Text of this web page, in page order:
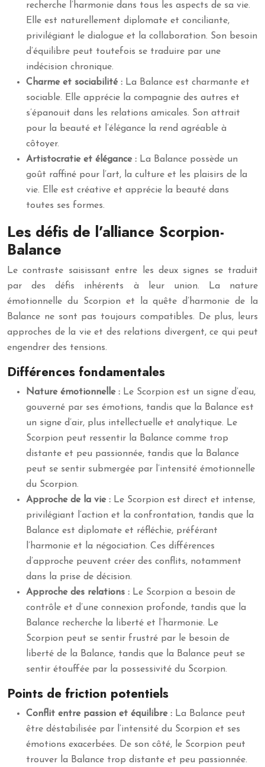
recherche l’harmonie dans tous les aspects de sa vie.
Elle est naturellement diplomate et conciliante,
privilégiant le dialogue et la collaboration. Son besoin
d’équilibre peut toutefois se traduire par une
indécision chronique.
Charme et sociabilité : La Balance est charmante et
sociable. Elle apprécie la compagnie des autres et
s’épanouit dans les relations amicales. Son attrait
pour la beauté et l’élégance la rend agréable à
côtoyer.
Artistocratie et élégance : La Balance possède un
goût raffiné pour l’art, la culture et les plaisirs de la
vie. Elle est créative et apprécie la beauté dans
toutes ses formes.
Les défis de l’alliance Scorpion-
Balance
Le contraste saisissant entre les deux signes se traduit
par des défis inhérents à leur union. La nature
émotionnelle du Scorpion et la quête d’harmonie de la
Balance ne sont pas toujours compatibles. De plus, leurs
approches de la vie et des relations divergent, ce qui peut
engendrer des tensions.
Différences fondamentales
Nature émotionnelle : Le Scorpion est un signe d’eau,
gouverné par ses émotions, tandis que la Balance est
un signe d’air, plus intellectuelle et analytique. Le
Scorpion peut ressentir la Balance comme trop
distante et peu passionnée, tandis que la Balance
peut se sentir submergée par l’intensité émotionnelle
du Scorpion.
Approche de la vie : Le Scorpion est direct et intense,
privilégiant l’action et la confrontation, tandis que la
Balance est diplomate et réfléchie, préférant
l’harmonie et la négociation. Ces différences
d’approche peuvent créer des conflits, notamment
dans la prise de décision.
Approche des relations : Le Scorpion a besoin de
contrôle et d’une connexion profonde, tandis que la
Balance recherche la liberté et l’harmonie. Le
Scorpion peut se sentir frustré par le besoin de
liberté de la Balance, tandis que la Balance peut se
sentir étouffée par la possessivité du Scorpion.
Points de friction potentiels
Conflit entre passion et équilibre : La Balance peut
être déstabilisée par l’intensité du Scorpion et ses
émotions exacerbées. De son côté, le Scorpion peut
trouver la Balance trop distante et peu passionnée.